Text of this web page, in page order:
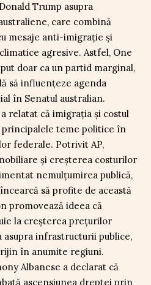
Trump asupra
care combină
mesaje anti-imigrație și
agresive. Astfel, One
doar ca un partid marginal,
să influențeze agenda
în Senatul australian.
relatat că imigrația și costul
teme politice în
federale. Potrivit AP,
și creșterea costurilor
nemulțumirea publică,
să profite de această
promovează ideea că
la creșterea prețurilor
asupra infrastructurii publice,
în anumite regiuni.
Albanese a declarat că
ascensiunea dreptei prin